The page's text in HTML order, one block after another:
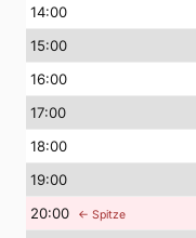
14:00
15:00
16:00
17:00
18:00
19:00
20:00 ← Spitze